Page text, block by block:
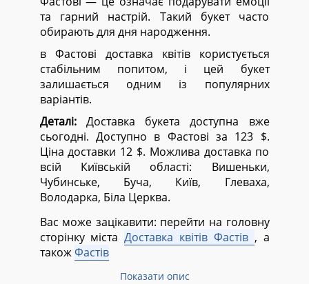
та гарний настрій. Такий букет часто
обирають для дня народження.
в Фастові доставка квітів користується
стабільним попитом, і цей букет
залишається одним із популярних
варіантів.
Деталі:Доставка букета доступна вже
сьогодні. Доступно в Фастові за 123 $.
Ціна доставки 12 $. Можлива доставка по
всій Київській області: Вишеньки,
Чубинське, Буча, Київ, Глеваха,
Володарка, Біла Церква.
Вас може зацікавити: перейти на головну
сторінку містаДоставка квітів Фастів , а
такожФастів
Показати опис